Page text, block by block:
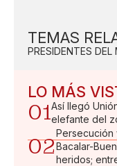
TEMAS
PRESIDENTES DEL
LO MÁS
01Así llegó
elefante del
02
Persecución
Bacalar-
heridos;